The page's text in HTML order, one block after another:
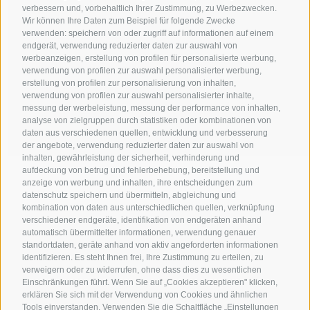
verbessern und, vorbehaltlich Ihrer Zustimmung, zu Werbezwecken.
Wir können Ihre Daten zum Beispiel für folgende Zwecke
verwenden: speichern von oder zugriff auf informationen auf einem
endgerät, verwendung reduzierter daten zur auswahl von
werbeanzeigen, erstellung von profilen für personalisierte werbung,
verwendung von profilen zur auswahl personalisierter werbung,
erstellung von profilen zur personalisierung von inhalten,
verwendung von profilen zur auswahl personalisierter inhalte,
messung der werbeleistung, messung der performance von inhalten,
analyse von zielgruppen durch statistiken oder kombinationen von
daten aus verschiedenen quellen, entwicklung und verbesserung
der angebote, verwendung reduzierter daten zur auswahl von
inhalten, gewährleistung der sicherheit, verhinderung und
aufdeckung von betrug und fehlerbehebung, bereitstellung und
anzeige von werbung und inhalten, ihre entscheidungen zum
datenschutz speichern und übermitteln, abgleichung und
kombination von daten aus unterschiedlichen quellen, verknüpfung
verschiedener endgeräte, identifikation von endgeräten anhand
automatisch übermittelter informationen, verwendung genauer
standortdaten, geräte anhand von aktiv angeforderten informationen
identifizieren. Es steht Ihnen frei, Ihre Zustimmung zu erteilen, zu
verweigern oder zu widerrufen, ohne dass dies zu wesentlichen
Einschränkungen führt. Wenn Sie auf „Cookies akzeptieren" klicken,
erklären Sie sich mit der Verwendung von Cookies und ähnlichen
Tools einverstanden. Verwenden Sie die Schaltfläche „Einstellungen
MICHAELER & PARTNER VAHRN
Eisackstraße 1 - I-39040 Vahrn
Tel. +39 0472 978 140 - Fax +39 0472 978 141
MICHAELER & PARTNER WIEN